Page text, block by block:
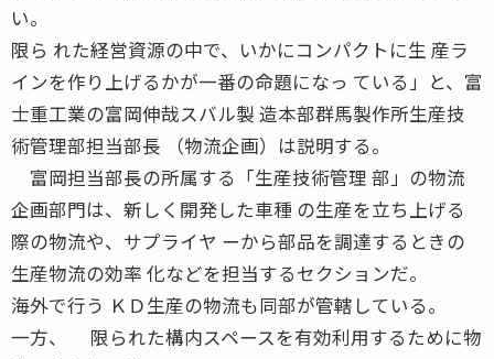
い。
限ら れた経営資源の中で、いかにコンパクトに生 産ラ
インを作り上げるかが一番の命題になっ ている」と、富
士重工業の富岡伸哉スバル製 造本部群馬製作所生産技
術管理部担当部長 （物流企画）は説明する。
富岡担当部長の所属する「生産技術管理 部」の物流
企画部門は、新しく開発した車種 の生産を立ち上げる
際の物流や、サプライヤ ーから部品を調達するときの
生産物流の効率 化などを担当するセクションだ。
海外で行う ＫＤ生産の物流も同部が管轄している。
一方、 限られた構内スペースを有効利用するために物